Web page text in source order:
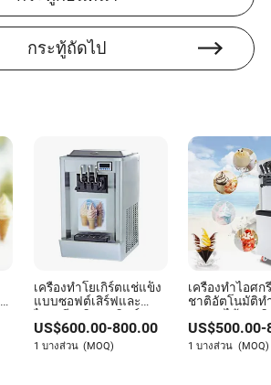
ตเครื่องจักรแนะนำเพื่อป้องกันความ
เกิดขึ้นและเพื่อให้มั่นใจถึงประสิทธิภาพ
ด
ของแผนการบำรุงรักษาได้อย่างไร?
การบำรุงรักษาสามารถวัดได้จากตัวชี้
เช่น การลดเวลาหยุดทำงาน ค่าใช้จ่ายที่
รักษา และอายุการใช้งานของ
น
Sawyer Barnes
ผู้เขียน
กระทู้ถัดไป
เครื่องทำโยเกิร์ตแช่แข็ง
แบบซอฟต์เสิร์ฟและ
ไอศกรีมเชิงพาณิชย์
US$600.00-800.00
1 บางส่วน (MOQ)
เครื่องทำไอศก
ชาติอัตโนมัติท
สะอาดได้ผลผ
เครื่องทำไอศ
ราคาจากโรงง
US$500.00-
1 บางส่วน (MOQ)